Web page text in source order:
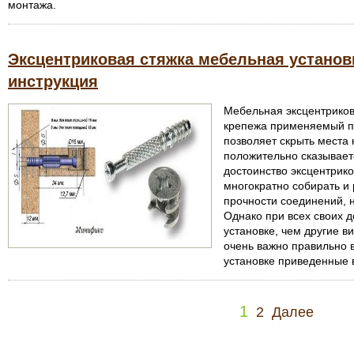
монтажа.
Эксцентриковая стяжка мебельная
инструкция
Мебельная
крепежа применяемый
позволяет скрыть
положительно
достоинство
многократно собирать
прочности соединений,
Однако при всех своих
установке, чем другие
очень важно правильно
установке приведенные
1 2 Далее